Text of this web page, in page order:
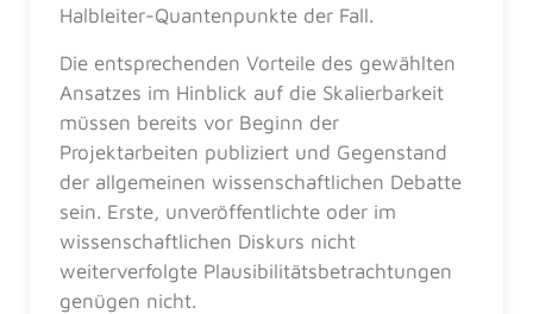
Halbleiter-Quantenpunkte der Fall.
Die entsprechenden Vorteile des gewählten
Ansatzes im Hinblick auf die Skalierbarkeit
müssen bereits vor Beginn der
Projektarbeiten publiziert und Gegenstand
der allgemeinen wissenschaftlichen Debatte
sein. Erste, unveröffentlichte oder im
wissenschaftlichen Diskurs nicht
weiterverfolgte Plausibilitätsbetrachtungen
genügen nicht.